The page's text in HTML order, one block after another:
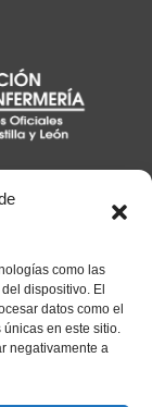
como las
dispositivo. El
datos como el
en este sitio.
negativamente a